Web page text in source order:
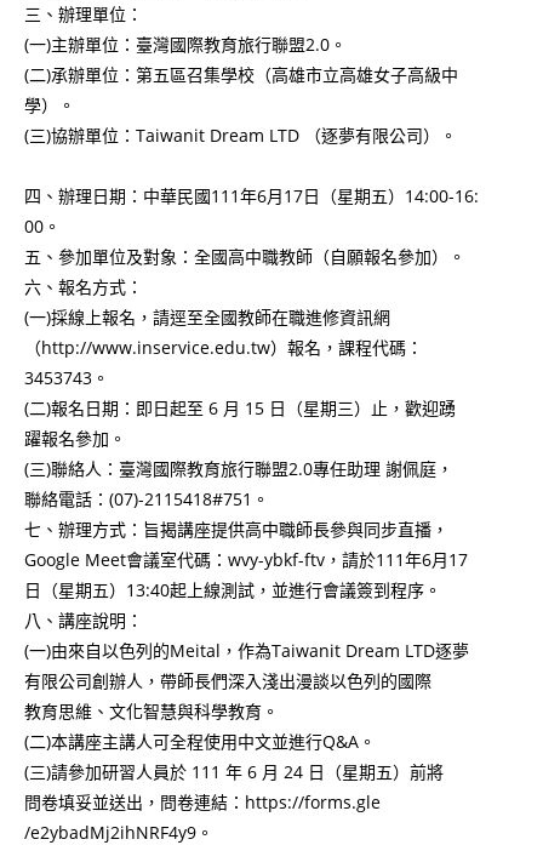
三、辦理單位：
(一)主辦單位：臺灣國際教育旅行聯盟2.0。
(二)承辦單位：第五區召集學校（高雄市立高雄女子高級中
學）。
(三)協辦單位：Taiwanit Dream LTD （逐夢有限公司）。
四、辦理日期：中華民國111年6月17日（星期五）14:00-16:
00。
五、參加單位及對象：全國高中職教師（自願報名參加）。
六、報名方式：
(一)採線上報名，請逕至全國教師在職進修資訊網
（http://www.inservice.edu.tw）報名，課程代碼：
3453743。
(二)報名日期：即日起至 6 月 15 日（星期三）止，歡迎踴
躍報名參加。
(三)聯絡人：臺灣國際教育旅行聯盟2.0專任助理 謝佩庭，
聯絡電話：(07)-2115418#751。
七、辦理方式：旨揭講座提供高中職師長參與同步直播，
Google Meet會議室代碼：wvy-ybkf-ftv，請於111年6月17
日（星期五）13:40起上線測試，並進行會議簽到程序。
八、講座說明：
(一)由來自以色列的Meital，作為Taiwanit Dream LTD逐夢
有限公司創辦人，帶師長們深入淺出漫談以色列的國際
教育思維、文化智慧與科學教育。
(二)本講座主講人可全程使用中文並進行Q&A。
(三)請參加研習人員於 111 年 6 月 24 日（星期五）前將
問卷填妥並送出，問卷連結：https://forms.gle
/e2ybadMj2ihNRF4y9。